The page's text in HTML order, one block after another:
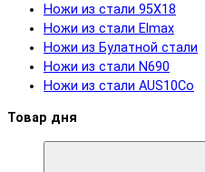
Ножи из стали 95Х18
Ножи из стали Elmax
Ножи из Булатной стали
Ножи из стали N690
Ножи из стали AUS10Co
Товар дня